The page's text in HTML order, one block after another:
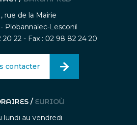
rue de la Mairie
Plobannalec-Lesconil
20 22 - Fax : 02 98 82 24 20
contacter
/ EURIOÙ
lundi au vendredi